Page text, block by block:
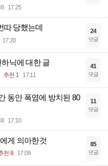
17:25
따 당했는데
17:20
24
댓글
닉에 대한 글
추천 1 17:11
41
댓글
동안 폭염에 방치된 80
17:10
11
댓글
게 의아한것
천 8 17:09
85
댓글